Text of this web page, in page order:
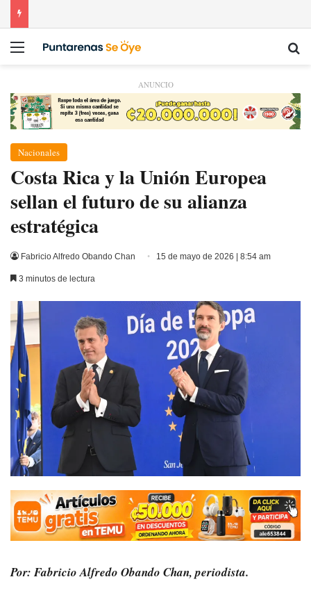
Menú
ANUNCIO
Nacionales
​Costa Rica y la Unión Europea
sellan el futuro de su alianza
estratégica
Fabricio Alfredo Obando Chan 15 de mayo de 2026 | 8:54 am
3 minutos de lectura
Por: Fabricio Alfredo Obando Chan, periodista.